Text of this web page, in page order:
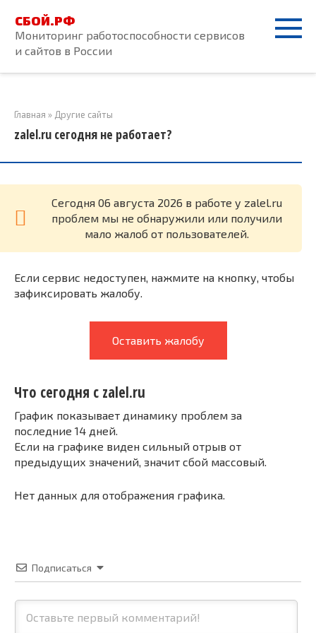
контенту
СБОЙ.РФ
Мониторинг работоспособности сервисов
и сайтов в России
Главная » Другие сайты
zalel.ru сегодня не работает?
Cегодня 06 августа 2026 в работе у zalel.ru
проблем мы не обнаружили или получили
мало жалоб от пользователей.
Если сервис недоступен, нажмите на кнопку, чтобы
зафиксировать жалобу.
Оставить жалобу
Что сегодня с zalel.ru
График показывает динамику проблем за
последние 14 дней.
Если на графике виден сильный отрыв от
предыдущих значений, значит сбой массовый.
Нет данных для отображения графика.
Подписаться